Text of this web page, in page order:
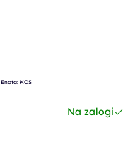
Enota: KOS
Na zalogi